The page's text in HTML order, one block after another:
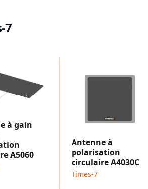
7
à gain
A5060
Antenne à
polarisation
circulaire A4030C
Times-7